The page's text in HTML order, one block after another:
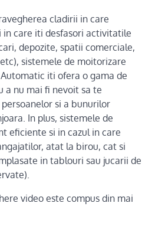
cladirii in care
in care iti desfasori activitatile
depozite, spatii comerciale,
sistemele de moitorizare
iti ofera o gama de
a nu mai fi nevoit sa te
si a bunurilor
In plus, sistemele de
eficiente si in cazul in care
atat la birou, cat si
in tablouri sau jucarii de
video este compus din mai